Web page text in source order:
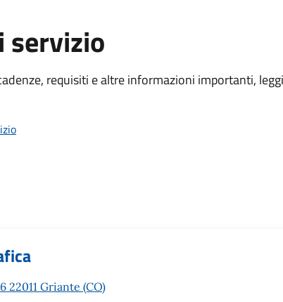
servizio
requisiti e altre informazioni importanti,
22011 Griante (CO)